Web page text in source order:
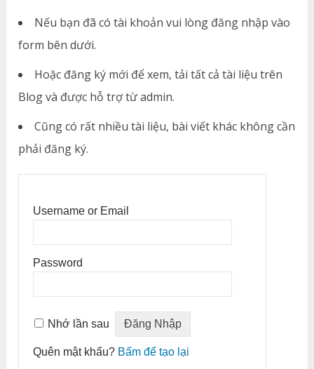
Nếu bạn đã có tài khoản vui lòng đăng nhập vào
form bên dưới.
Hoặc đăng ký mới để xem, tải tất cả tài liệu trên
Blog và được hỗ trợ từ admin.
Cũng có rất nhiều tài liệu, bài viết khác không cần
phải đăng ký.
Username or Email
Password
Nhớ lần sau
Quên mật khẩu? Bấm để tạo lại